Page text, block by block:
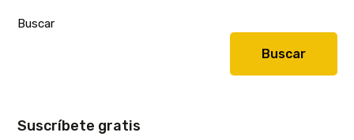
Buscar
Buscar
Suscríbete gratis